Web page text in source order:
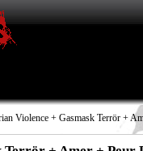
Violence + Gasmask Terrör +